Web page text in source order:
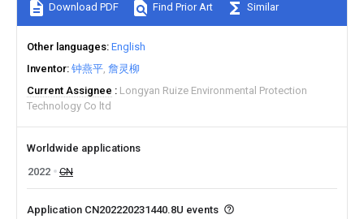
Download PDF Find Prior Art Similar
Other languages English
Inventor 钟燕平 詹灵柳
Current Assignee
Longyan Ruize Environmental Protection
Technology Co ltd
Worldwide applications
2022
CN
Application CN202220231440.8U events